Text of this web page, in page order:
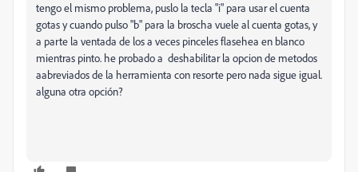
tengo el mismo problema, puslo la tecla "i" para usar el cuenta
gotas y cuando pulso "b" para la broscha vuele al cuenta gotas, y
a parte la ventada de los a veces pinceles flasehea en blanco
mientras pinto. he probado a deshabilitar la opcion de metodos
aabreviados de la herramienta con resorte pero nada sigue igual.
alguna otra opción?